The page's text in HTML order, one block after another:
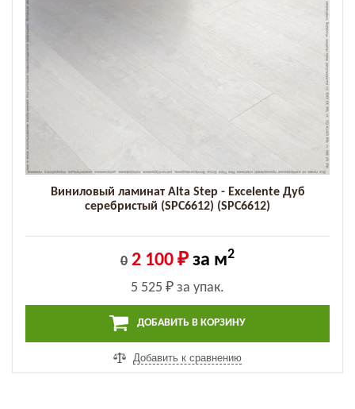
Виниловый ламинат Alta Step - Excelente Дуб
серебристый (SPC6612) (SPC6612)
0 2 100 ₽ за м2
5 525 ₽ за упак.
ДОБАВИТЬ В КОРЗИНУ
Добавить к сравнению